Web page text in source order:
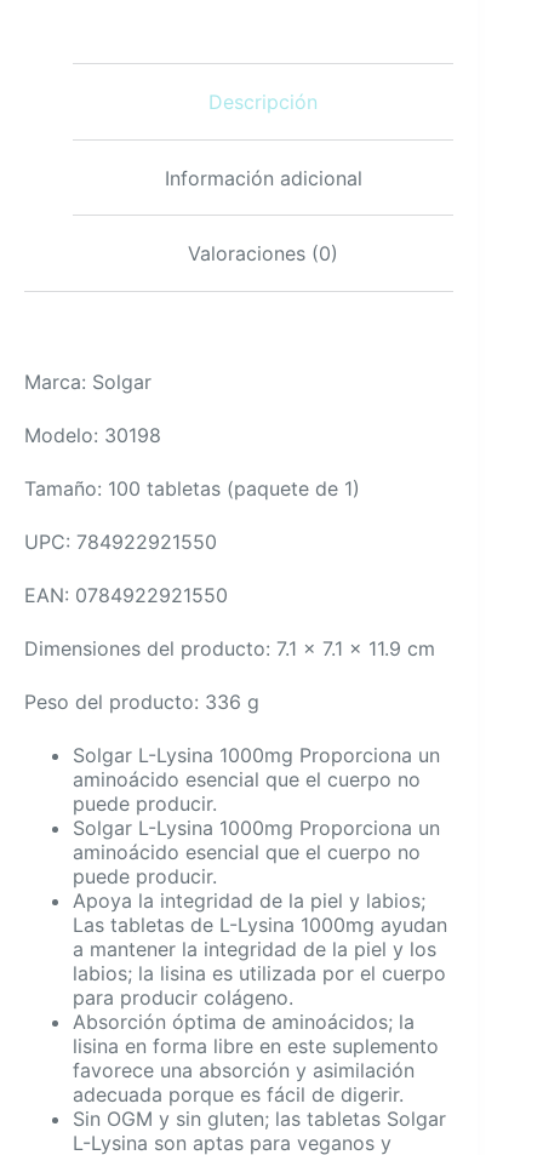
vegano
Descripción
Información adicional
Valoraciones (0)
Marca: Solgar
Modelo: 30198
Tamaño: 100 tabletas (paquete de 1)
UPC: 784922921550
EAN: 0784922921550
Dimensiones del producto: 7.1 x 7.1 x 11.9 cm
Peso del producto: 336 g
Solgar L-Lysina 1000mg Proporciona un
aminoácido esencial que el cuerpo no
puede producir.
Solgar L-Lysina 1000mg Proporciona un
aminoácido esencial que el cuerpo no
puede producir.
Apoya la integridad de la piel y labios;
Las tabletas de L-Lysina 1000mg ayudan
a mantener la integridad de la piel y los
labios; la lisina es utilizada por el cuerpo
para producir colágeno.
Absorción óptima de aminoácidos; la
lisina en forma libre en este suplemento
favorece una absorción y asimilación
adecuada porque es fácil de digerir.
Sin OGM y sin gluten; las tabletas Solgar
L-Lysina son aptas para veganos y